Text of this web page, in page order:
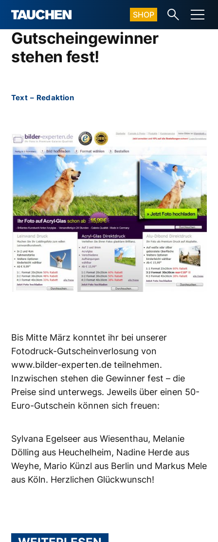
SHOP
Gutscheingewinner
stehen fest!
Text – Redaktion
Bis Mitte März konntet ihr bei unserer
Fotodruck-Gutscheinverlosung von
www.bilder-experten.de teilnehmen.
Inzwischen stehen die Gewinner fest – die
Preise sind unterwegs. Jeweils über einen 50-
Euro-Gutschein können sich freuen:
Sylvana Egelseer aus Wiesenthau, Melanie
Dölling aus Heuchelheim, Nadine Herde aus
Weyhe, Mario Künzl aus Berlin und Markus Mele
aus Köln. Herzlichen Glückwunsch!